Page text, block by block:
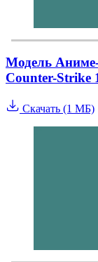
Модель
Counter-Strike
Скачать (1 МБ)